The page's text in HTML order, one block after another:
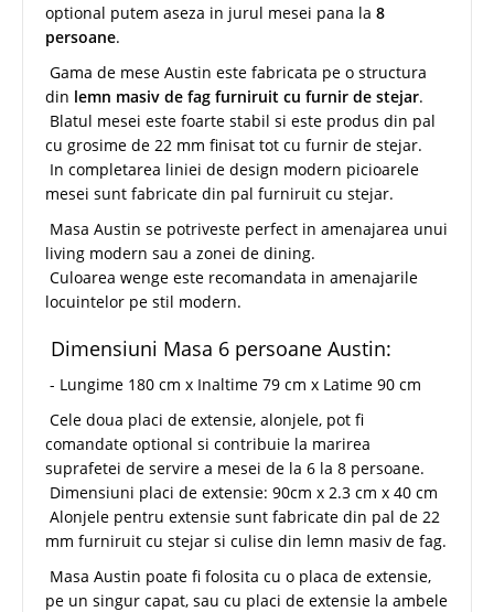
optional putem aseza in jurul mesei pana la 8
persoane.
Gama de mese Austin este fabricata pe o structura
din lemn masiv de fag furniruit cu furnir de stejar.
Blatul mesei este foarte stabil si este produs din pal
cu grosime de 22 mm finisat tot cu furnir de stejar.
In completarea liniei de design modern picioarele
mesei sunt fabricate din pal furniruit cu stejar.
Masa Austin se potriveste perfect in amenajarea unui
living modern sau a zonei de dining.
Culoarea wenge este recomandata in amenajarile
locuintelor pe stil modern.
Dimensiuni Masa 6 persoane Austin:
- Lungime 180 cm x Inaltime 79 cm x Latime 90 cm
Cele doua placi de extensie, alonjele, pot fi
comandate optional si contribuie la marirea
suprafetei de servire a mesei de la 6 la 8 persoane.
Dimensiuni placi de extensie: 90cm x 2.3 cm x 40 cm
Alonjele pentru extensie sunt fabricate din pal de 22
mm furniruit cu stejar si culise din lemn masiv de fag.
Masa Austin poate fi folosita cu o placa de extensie,
pe un singur capat, sau cu placi de extensie la ambele